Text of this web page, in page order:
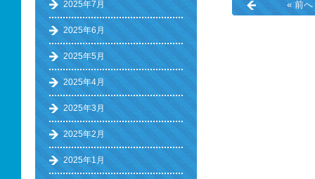
« 前へ
2025年7月
2025年6月
2025年5月
2025年4月
2025年3月
2025年2月
2025年1月